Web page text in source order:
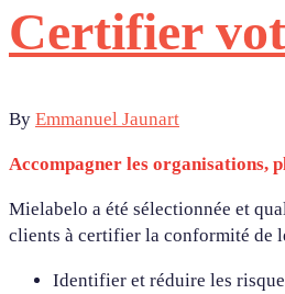
Certifier
By Emmanuel Jaunart
Accompagner les organisations,
Mielabelo a été sélectionnée et
clients à certifier la conformité de
Identifier et réduire les